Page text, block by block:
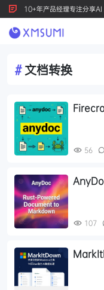
10+年产品经理专注分享
产品创新，按 Ctrl+D 收藏
#文档转换
56
107